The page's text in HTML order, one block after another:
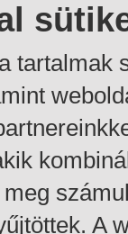
tartalmak
A